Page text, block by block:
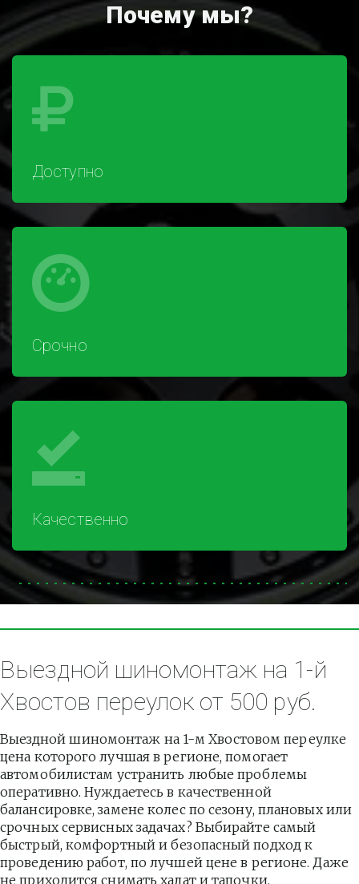
Почему мы?
Доступно
Срочно
Качественно
Выездной шиномонтаж на 1-й
Хвостов переулок от 500 руб.
Выездной шиномонтаж на 1-м Хвостовом переулке
цена которого лучшая в регионе, помогает
автомобилистам устранить любые проблемы
оперативно. Нуждаетесь в качественной
балансировке, замене колес по сезону, плановых или
срочных сервисных задачах? Выбирайте самый
быстрый, комфортный и безопасный подход к
проведению работ, по лучшей цене в регионе. Даже
не приходится снимать халат и тапочки.